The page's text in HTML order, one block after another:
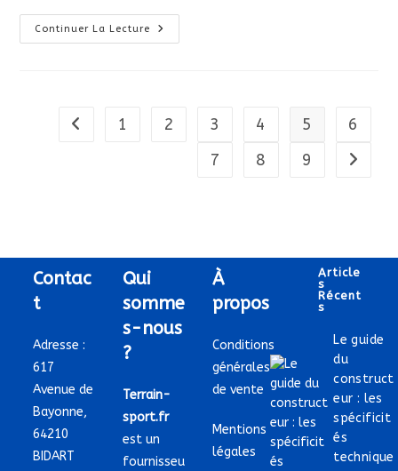
Continuer La Lecture
Quel
Est
Padel ?
Go to the previous page
1 2 3 4 5
6
7
8 9 Aller à
Contac
t
Adresse :
617
Avenue de
Bayonne,
64210
BIDART
Qui
somme
s-nous
?
Terrain-
sport.fr
est un
fournisseu
À
propos
Conditions
générales
de vente
Mentions
légales
Article
S
Récent
S
Le guide
du
construct
eur : les
spécificit
és
technique